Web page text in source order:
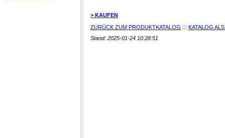
> KAUFEN
ZURÜCK ZUM PRODUKTKATALOG ::: KATALOG
Stand: 2025-01-24 10:28:51